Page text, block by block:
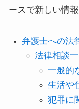
ースで新しい情
弁護士への法
法律相談
一般的
生活や
犯罪に